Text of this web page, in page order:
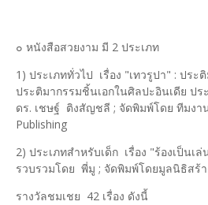
๐ หนังสือสวยงาม มี 2 ประเภท
1) ประเภททั่วไป เรื่อง "เทวรูปา" : ปร
ประติมากรรมชิ้นเอกในศิลปะอินเดีย ป
ดร. เชษฐ์ ติงสัญชลี ; จัดพิมพ์โดย ทีมงา
Publishing
2) ประเภทสำหรับเด็ก เรื่อง "ร้องเป็นเ
รวบรวมโดย พี่มู ; จัดพิมพ์โดยมูลนิธิสร้
รางวัลชมเชย 42 เรื่อง ดังนี้